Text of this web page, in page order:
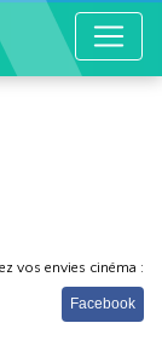
vos envies cinéma :
Facebook